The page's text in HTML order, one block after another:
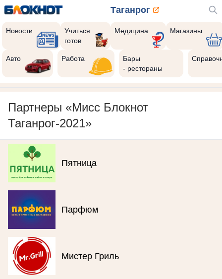
Таганрог
Новости
Учиться
готов
Медицина Магазины
Авто Работа
Бары
- рестораны
Партнеры «Мисс Блокнот
Таганрог-2021»
Пятница
Парфюм
Мистер Гриль